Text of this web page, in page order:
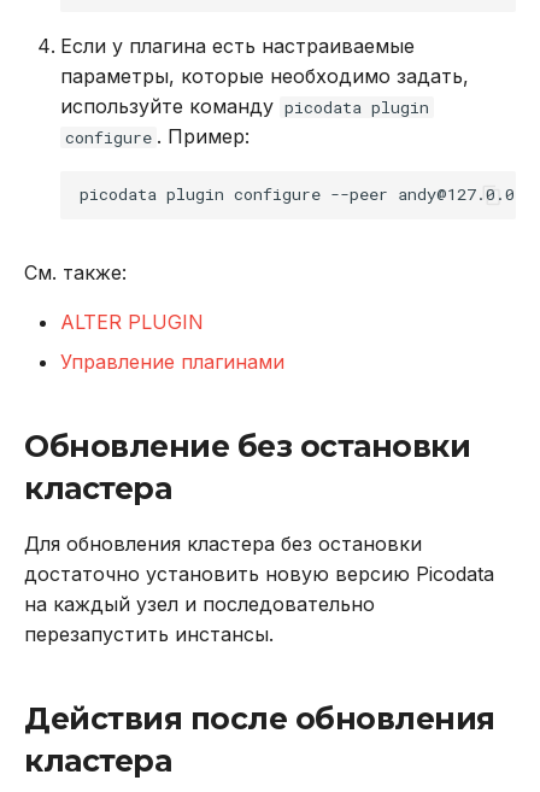
Если у плагина есть настраиваемые
параметры, которые необходимо задать,
используйте команду picodata plugin
configure . Пример:
picodata plugin configure --peer
См. также:
ALTER PLUGIN
Управление плагинами
Обновление без остановки
кластера
Для обновления кластера без остановки
достаточно установить новую версию Picodata
на каждый узел и последовательно
перезапустить инстансы.
Действия после обновления
кластера